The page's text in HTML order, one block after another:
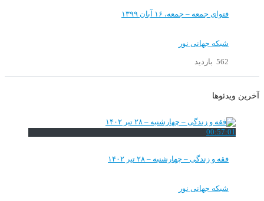
فتوای جمعه – جمعه، ۱۶ آبان ۱۳۹۹
شبکه جهانی نور
562 بازدید
آخرین ویدئوها
00:57:01
فقه و زندگی – چهارشنبه – ۲۸ تیر ۱۴۰۲
شبکه جهانی نور